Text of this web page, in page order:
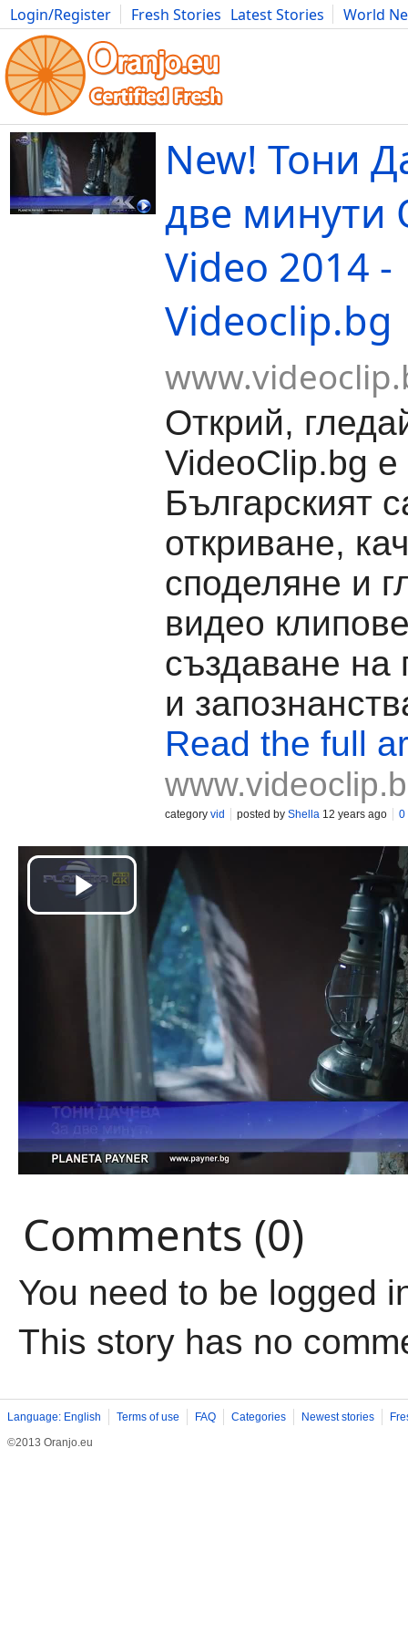
Login/Register Fresh Stories Latest Stories
World
Movies Anime Music Art Cars Advice Science
New! Тони
две минути
Video 2014 -
Videoclip.bg
Открий,
VideoClip.bg е
Българският
откриване,
споделяне и
видео
създаване на
и
Read the full
category vid posted by Shella 12 years ago 0
Comments (0)
You need to be logged
This story has no
Language: English Terms of use FAQ Categories Newest stories
©2013 Oranjo.eu